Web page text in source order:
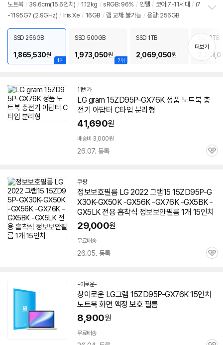
노트북 / 39.6cm(15.6인치) / 1.12kg / sRGB: 96% / 인텔 / 코어i7-11세대 / i7
-1195G7 (2.9GHz) / Iris Xe / 16GB / 램 교체: 불가능 / 용량: 256GB
펼
치
기
1위
SSD 256GB
1,865,530원
2위
SSD 500GB
1,973,050원
SSD 1TB
2,069,050원
SSD 2TB
더보기
11번가
LG gram 15ZD95P-GX76K 정품 노트북 충
전기 아답터 C타입 분리형
41,690원
배송비 3,000원
26.07. 등록
관
쿠팡
정보보호필름 LG 2022 그램15 15ZD95P-G
X30K-GX50K -GX56K -GX76K -GX5BK -
GX5LK 전용 흡착식 정보보안필름 1개 15인치
29,000원
무료배송
26.05. 등록
관
-이로운-네
이
버
이
창이로운 LG그램 15ZD95P-GX76K 15인치
노트북 화면 액정 보호 필름
8,900원
무료배송
세부정보 열기/접기